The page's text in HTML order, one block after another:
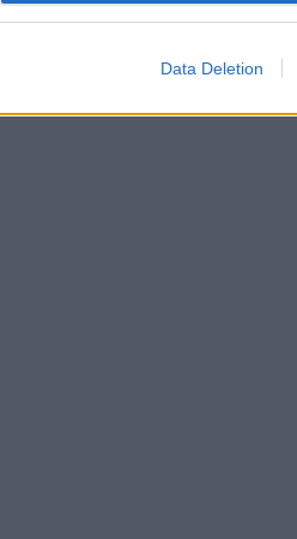
Data Deletion